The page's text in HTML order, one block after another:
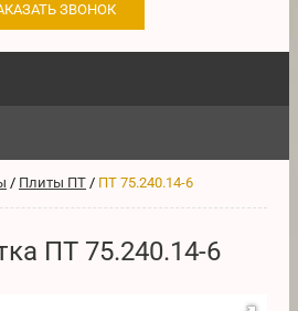
ЗВОНОК
/ Плиты ПТ / ПТ 75.240.14-6
ПТ 75.240.14-6